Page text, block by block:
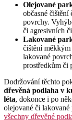
Olejované
občasné
povrchy.
či agresivních
Lakované
čištění
lakované
prostředkům či
Dodržování těchto
dřevěná podlaha v
léta, dokonce i po
olejované či lakované
všechny dřevěné